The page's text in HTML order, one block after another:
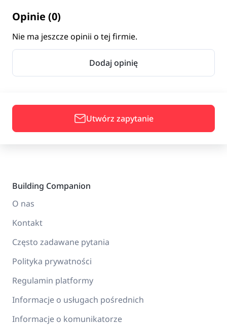
Opinie (0)
Nie ma jeszcze opinii o tej firmie.
Dodaj opinię
Utwórz zapytanie
Building Companion
O nas
Kontakt
Często zadawane pytania
Polityka prywatności
Regulamin platformy
Informacje o usługach pośrednich
Informacje o komunikatorze